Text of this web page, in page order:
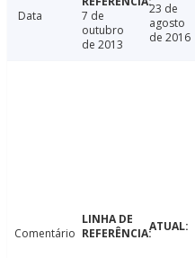
Data
7 de
outubro
de 2013
23 de
agosto
de 2016
Comentário